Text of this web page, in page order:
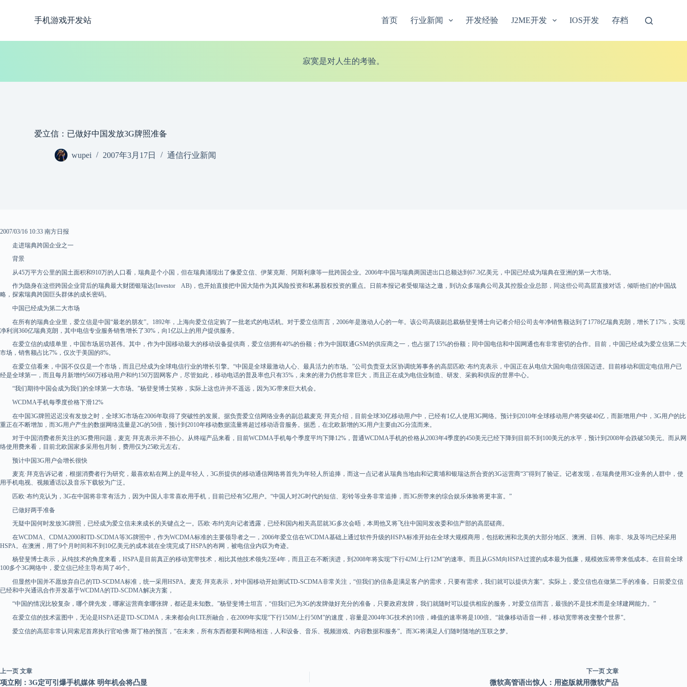
容
手机游戏开发站 首页 行业新闻 开发经验 J2ME开发 IOS开发 存档
寂寞是对人生的考验。
爱立信：已做好中国发放3G牌照准备
wupei 2007年3月17日 通信行业新闻
2007/03/16 10:33 南方日报
走进瑞典跨国企业之一
背景
从45万平方公里的国土面积和910万的人口看，瑞典是个小国，但在瑞典涌现出了像爱立信、伊莱克斯、阿斯利康等一批跨国企业。2006年中国与瑞典两国进出口总额达到67.3亿美元，中国已经成为瑞典在亚洲的第一大市场。
作为隐身在这些跨国企业背后的瑞典最大财团银瑞达(Investor AB)，也开始直接把中国大陆作为其风险投资和私募股权投资的重点。日前本报记者受银瑞达之邀，到访众多瑞典公司及其控股企业总部，同这些公司高层直接对话，倾听他们的中国战
略，探索瑞典跨国巨头群体的成长密码。
中国已经成为第二大市场
在所有的瑞典企业里，爱立信是中国“最老的朋友”。1892年，上海向爱立信定购了一批老式的电话机。对于爱立信而言，2006年是激动人心的一年。该公司高级副总裁杨登斐博士向记者介绍公司去年净销售额达到了1778亿瑞典克朗，增长了17%，实现
净利润360亿瑞典克朗，其中电信专业服务销售增长了30%，向1亿以上的用户提供服务。
在爱立信的成绩单里，中国市场居功甚伟。其中，作为中国移动最大的移动设备提供商，爱立信拥有40%的份额；作为中国联通GSM的供应商之一，也占据了15%的份额；同中国电信和中国网通也有非常密切的合作。目前，中国已经成为爱立信第二大
市场，销售额占比7%，仅次于美国的8%。
在爱立信看来，中国不仅仅是一个市场，而且已经成为全球电信行业的增长引擎。“中国是全球最激动人心、最具活力的市场。”公司负责亚太区协调统筹事务的高层匹欧·布约克表示，中国正在从电信大国向电信强国迈进。目前移动和固定电信用户已
经是全球第一，而且每月新增约560万移动用户和约150万固网客户，尽管如此，移动电话的普及率也只有35%，未来的潜力仍然非常巨大，而且正在成为电信业制造、研发、采购和供应的世界中心。
“我们期待中国会成为我们的全球第一大市场。”杨登斐博士笑称，实际上这也许并不遥远，因为3G带来巨大机会。
WCDMA手机每季度价格下滑12%
在中国3G牌照迟迟没有发放之时，全球3G市场在2006年取得了突破性的发展。据负责爱立信网络业务的副总裁麦克·拜克介绍，目前全球30亿移动用户中，已经有1亿人使用3G网络。预计到2010年全球移动用户将突破40亿，而新增用户中，3G用户的比
重正在不断增加，而3G用户产生的数据网络流量是2G的50倍，预计到2010年移动数据流量将超过移动语音服务。据悉，在北欧新增的3G用户主要由2G分流而来。
对于中国消费者所关注的3G费用问题，麦克·拜克表示并不担心。从终端产品来看，目前WCDMA手机每个季度平均下降12%，普通WCDMA手机的价格从2003年4季度的450美元已经下降到目前不到100美元的水平，预计到2008年会跌破50美元。而从网
络使用费来看，目前北欧国家多采用包月制，费用仅为25欧元左右。
预计中国3G用户会增长很快
麦克·拜克告诉记者，根据消费者行为研究，最喜欢粘在网上的是年轻人，3G所提供的移动通信网络将首先为年轻人所追捧，而这一点记者从瑞典当地由和记黄埔和银瑞达所合资的3G运营商“3”得到了验证。记者发现，在瑞典使用3G业务的人群中，使
用手机电视、视频通话以及音乐下载较为广泛。
匹欧·布约克认为，3G在中国将非常有活力，因为中国人非常喜欢用手机，目前已经有5亿用户。“中国人对2G时代的短信、彩铃等业务非常追捧，而3G所带来的综合娱乐体验将更丰富。”
已做好两手准备
无疑中国何时发放3G牌照，已经成为爱立信未来成长的关键点之一。匹欧·布约克向记者透露，已经和国内相关高层就3G多次会晤，本周他又将飞往中国同发改委和信产部的高层磋商。
在WCDMA、CDMA2000和TD-SCDMA等3G牌照中，作为WCDMA标准的主要领导者之一，2006年爱立信在WCDMA基础上通过软件升级的HSPA标准开始在全球大规模商用，包括欧洲和北美的大部分地区、澳洲、日韩、南非、埃及等均已经采用
HSPA。在澳洲，用了9个月时间和不到10亿美元的成本就在全境完成了HSPA的布网，被电信业内叹为奇迹。
杨登斐博士表示，从纯技术的角度来看，HSPA是目前真正的移动宽带技术，相比其他技术领先2至4年，而且正在不断演进，到2008年将实现“下行42M/上行12M”的速率。而且从GSM向HSPA过渡的成本最为低廉，规模效应将带来低成本。在目前全球
100多个3G网络中，爱立信已经主导布局了46个。
但显然中国并不愿放弃自己的TD-SCDMA标准，统一采用HSPA。麦克·拜克表示，对中国移动开始测试TD-SCDMA非常关注，“但我们的信条是满足客户的需求，只要有需求，我们就可以提供方案”。实际上，爱立信也在做第二手的准备。日前爱立信
已经和中兴通讯合作开发基于WCDMA的TD-SCDMA解决方案，
“中国的情况比较复杂，哪个牌先发，哪家运营商拿哪张牌，都还是未知数。”杨登斐博士坦言，“但我们已为3G的发牌做好充分的准备，只要政府发牌，我们就随时可以提供相应的服务，对爱立信而言，最强的不是技术而是全球建网能力。”
在爱立信的技术蓝图中，无论是HSPA还是TD-SCDMA，未来都会向LTE所融合，在2009年实现“下行150M/上行50M”的速度，容量是2004年3G技术的10倍，峰值的速率将是100倍。“就像移动语音一样，移动宽带将改变整个世界”。
爱立信的高层非常认同索尼首席执行官哈佛·斯丁格的预言，“在未来，所有东西都要和网络相连，人和设备、音乐、视频游戏、内容数据和服务”。而3G将满足人们随时随地的互联之梦。
上一页 文章
项立刚：3G定可引爆手机媒体 明年机会将凸显
下一页 文章
微软高管语出惊人：用盗版就用微软产品